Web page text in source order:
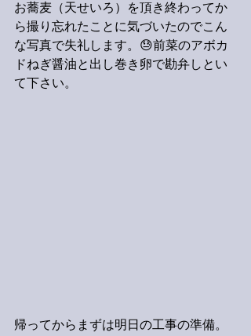
お蕎麦（天せいろ）を頂き終わってか
ら撮り忘れたことに気づいたのでこん
な写真で失礼します。😓前菜のアボカ
ドねぎ醤油と出し巻き卵で勘弁しとい
て下さい。
帰ってからまずは明日の工事の準備。